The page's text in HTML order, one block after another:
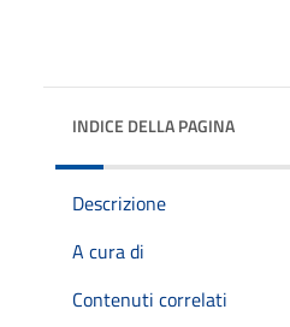
INDICE DELLA PAGINA
Descrizione
A cura di
Contenuti correlati